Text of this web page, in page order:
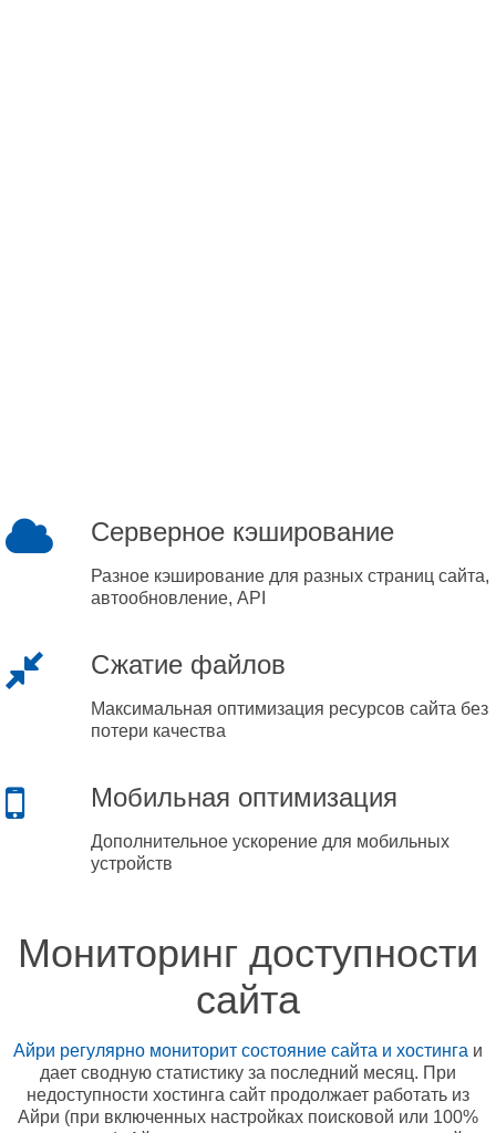
Серверное кэширование
Разное кэширование для разных страниц сайта,
автообновление, API
Сжатие файлов
Максимальная оптимизация ресурсов сайта без
потери качества
Мобильная оптимизация
Дополнительное ускорение для мобильных
устройств
Мониторинг доступности
сайта
Айри регулярно мониторит состояние сайта и хостинга и
дает сводную статистику за последний месяц. При
недоступности хостинга сайт продолжает работать из
Айри (при включенных настройках поисковой или 100%